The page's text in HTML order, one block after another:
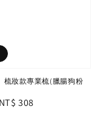
梳妝款專業梳(臘腸狗粉
Sale
NT$ 308